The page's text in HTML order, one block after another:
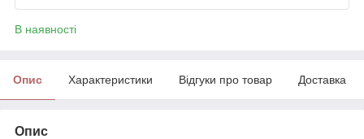
В наявності
Опис Характеристики Відгуки про товар Доставка
Опис